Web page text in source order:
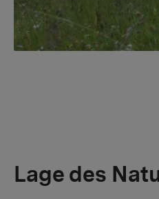
Lage des